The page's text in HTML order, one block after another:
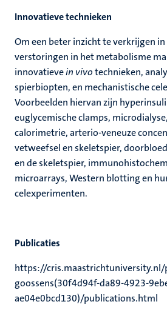
Innovatieve technieken
Om een beter inzicht te verkrijgen
verstoringen in het metabolisme
innovatievein vivotechnieken,
spierbiopten, en mechanistische
Voorbeelden hiervan zijn
euglycemische clamps,
calorimetrie, arterio-veneuze
vetweefsel en skeletspier,
en de skeletspier,
microarrays, Western blotting en
celexperimenten.
Publicaties
https://
goossens(30f4d94f-da89-4923-
ae04e0bcd130)/publications.html